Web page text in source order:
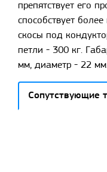
препятствует его
способствует
скосы под
петли - 300 кг.
мм, диаметр - 22
Сопутствующие